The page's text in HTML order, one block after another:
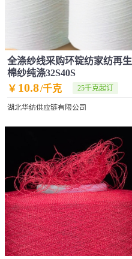
全涤纱线采购环锭纺家纺再生
棉纱纯涤32S40S
￥ 10.8/千克 25千克起订
湖北华纺供应链有限公司